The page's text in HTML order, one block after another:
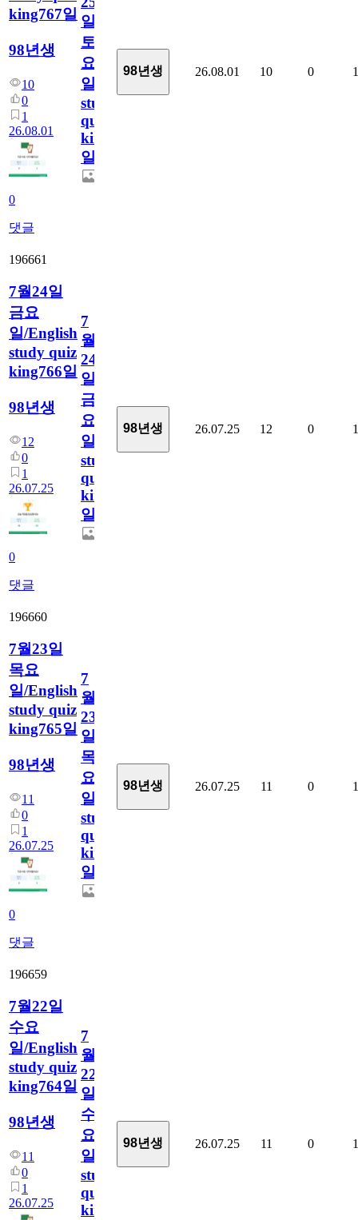
king767일
98년생
10
0
1
26.08.01
0
댓글
일
토
요
일/English
study
quiz
king767
일
98년생 26.08.01 10 0 1
196661
7월24일
금요
일/English
study quiz
king766일
98년생
12
0
1
26.07.25
0
댓글
7
월
24
일
금
요
일/English
study
quiz
king766
일
98년생 26.07.25 12 0 1
196660
7월23일
목요
일/English
study quiz
king765일
98년생
11
0
1
26.07.25
0
댓글
7
월
23
일
목
요
일/English
study
quiz
king765
일
98년생 26.07.25 11 0 1
196659
7월22일
수요
일/English
study quiz
king764일
98년생
11
0
1
26.07.25
7
월
22
일
수
요
일/English
study
quiz
king764
98년생 26.07.25 11 0 1